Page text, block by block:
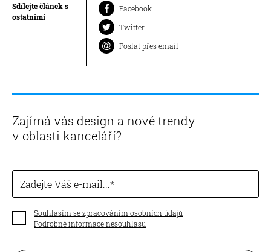
Sdílejte článek s
ostatními
Facebook
Twitter
Poslat přes email
Zajímá vás design a nové trendy
v oblasti kanceláří?
Zadejte Váš e-mail...
Souhlasím se zpracováním osobních údajů
Podrobné informace nesouhlasu